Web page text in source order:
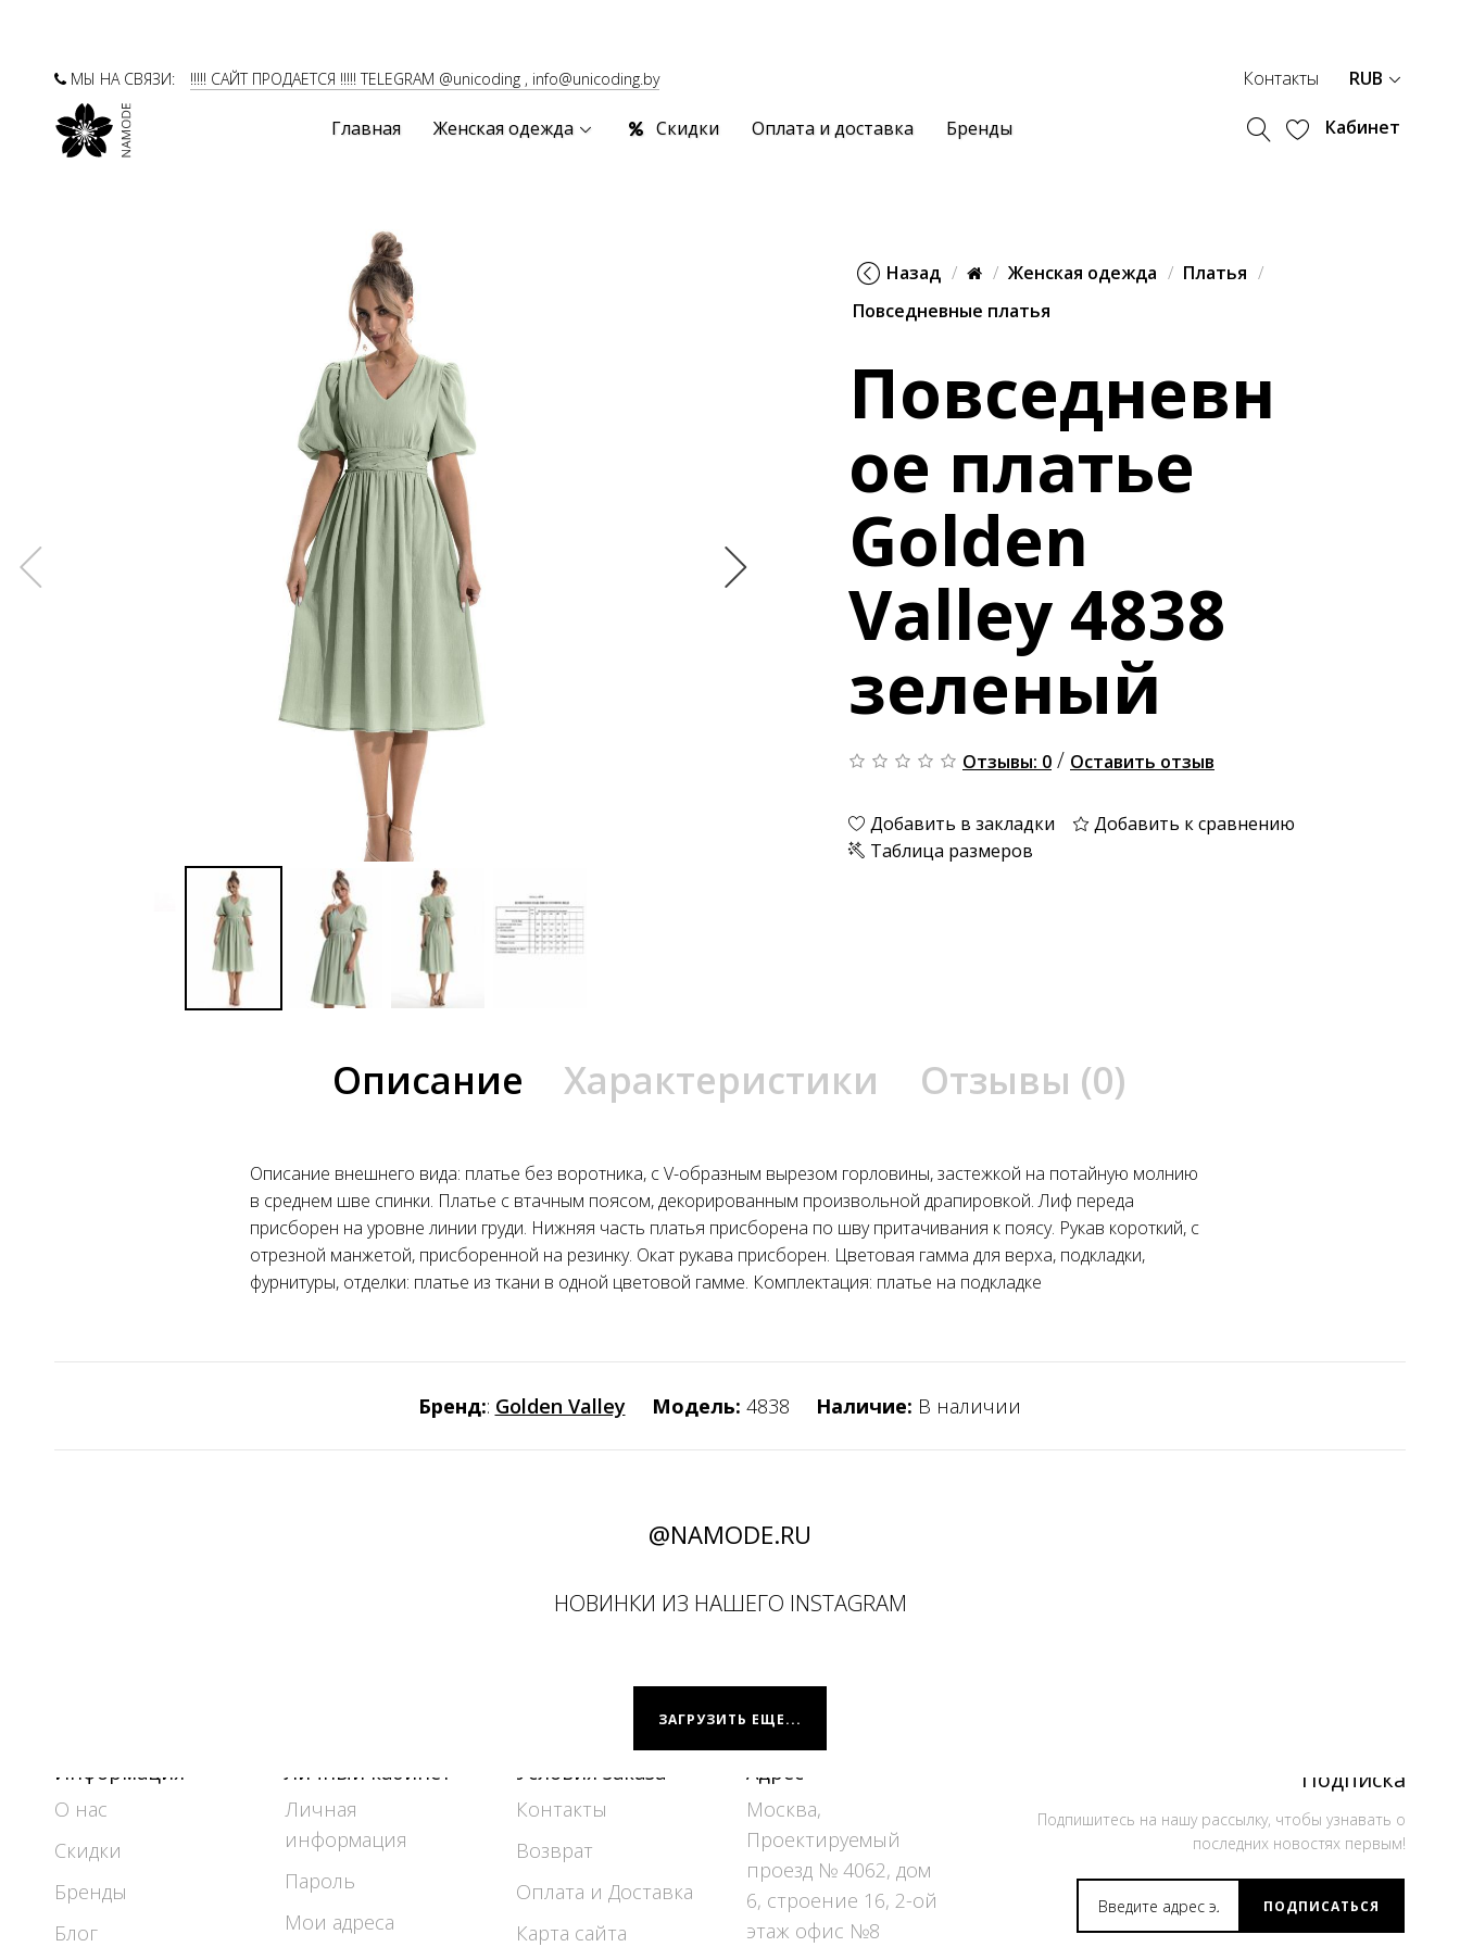
МЫ НА СВЯЗИ: !!!!! САЙТ ПРОДАЕТСЯ !!!!! TELEGRAM @unicoding , info@unicoding.by Контакты RUB
Главная Женская одежда Скидки Оплата и доставка Бренды Кабинет
Назад Женская одежда
Платья
Повседневные платья
Повседневн
ое платье
Golden
Valley 4838
зеленый
Отзывы: 0 / Оставить отзыв
Добавить в закладки
Добавить к сравнению
Таблица размеров
Описание Характеристики Отзывы (0)
Описание внешнего вида: платье без воротника, с V-образным вырезом горловины, застежкой на потайную молнию
в среднем шве спинки. Платье с втачным поясом, декорированным произвольной драпировкой. Лиф переда
присборен на уровне линии груди. Нижняя часть платья присборена по шву притачивания к поясу. Рукав короткий, с
отрезной манжетой, присборенной на резинку. Окат рукава присборен. Цветовая гамма для верха, подкладки,
фурнитуры, отделки: платье из ткани в одной цветовой гамме. Комплектация: платье на подкладке
Бренд:: Golden Valley Модель: 4838 Наличие: В наличии
@NAMODE.RU
НОВИНКИ ИЗ НАШЕГО INSTAGRAM
ЗАГРУЗИТЬ ЕЩЕ...
Информация
О нас
Скидки
Бренды
Блог
Личный кабинет
Личная
информация
Пароль
Мои адреса
Условия заказа
Контакты
Возврат
Оплата и Доставка
Карта сайта
Адрес
Москва,
Проектируемый
проезд № 4062, дом
6, строение 16, 2-ой
этаж офис №8
Подписка
Подпишитесь на нашу рассылку, чтобы узнавать о
последних новостях первым!
ПОДПИСАТЬСЯ